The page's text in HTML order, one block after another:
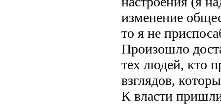
изменение
то я не
Произошло
тех людей, кто
взглядов,
К власти